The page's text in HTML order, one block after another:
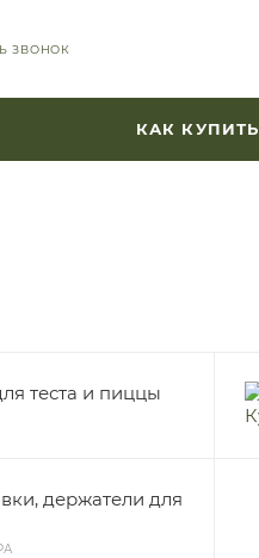
ЗВОНОК
КАК КУПИТЬ
теста и пиццы
держатели для